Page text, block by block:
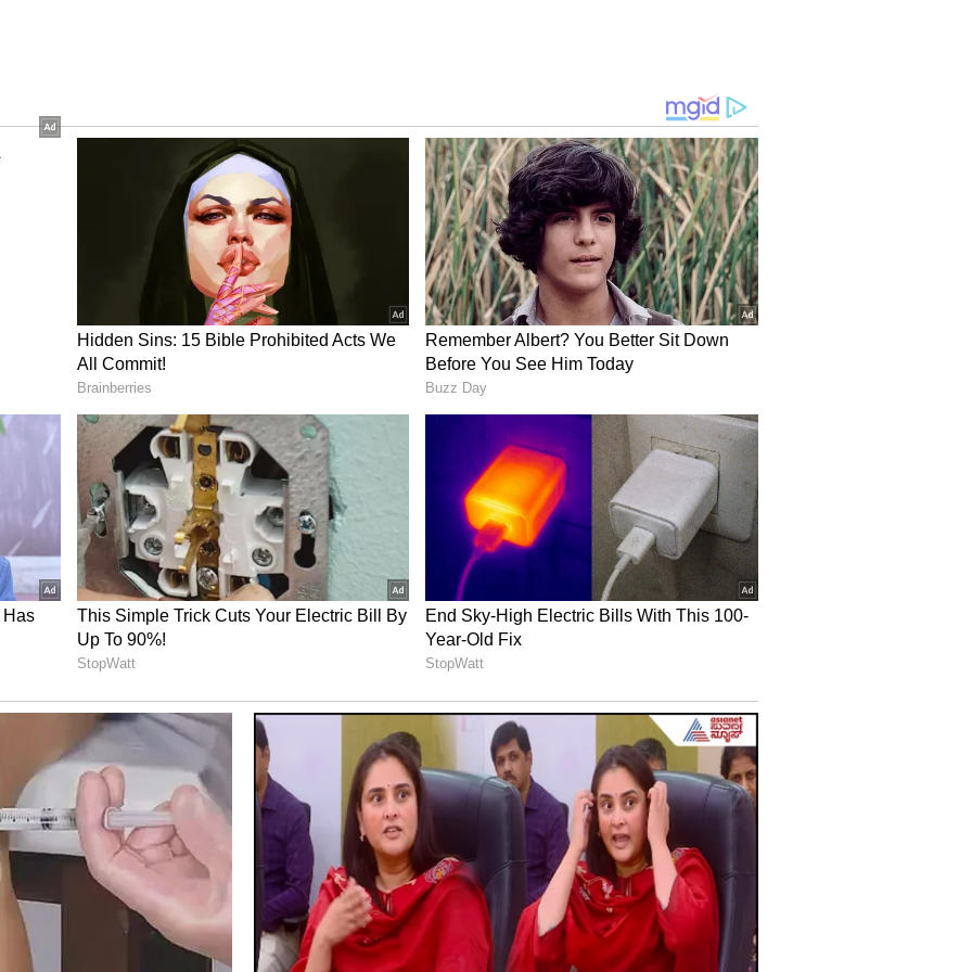
ಆತ್ಮವಿಶ್ವಾಸ, ಸಮಯಪ್ರಜ್ಞೆ ಮತ್ತು ಹಾಸ್ಯಪ್ರಜ್ಞೆಗೆ
ಉಪಸ್ಥಿತಿಯಲ್ಲಿ ಇಂತಯ ಮಾತುಗಳನ್ನಾಡುವ ತುಂಬಾ
ಎಂದು ಸೋಶಿಯಲ್ ಮೀಡಿಯಾ ಬಳಕೆದಾರರು